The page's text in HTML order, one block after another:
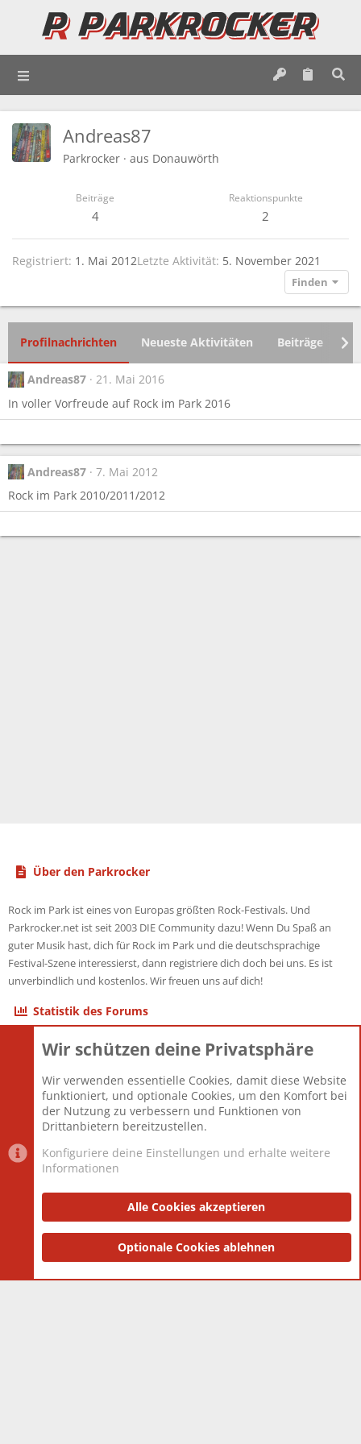
Andreas87
Parkrocker · aus Donauwörth
Beiträge
4
Reaktionspunkte
2
Registriert 1. Mai 2012Letzte Aktivität 5. November 2021
Finden
Profilnachrichten Neueste Aktivitäten Beiträge
Andreas87
21. Mai 2016
In voller Vorfreude auf Rock im Park 2016
Andreas87
7. Mai 2012
Rock im Park 2010/2011/2012
Über den Parkrocker
Rock im Park ist eines von Europas größten Rock-Festivals. Und
Parkrocker.net ist seit 2003 DIE Community dazu! Wenn Du Spaß an
guter Musik hast, dich für Rock im Park und die deutschsprachige
Festival-Szene interessierst, dann registriere dich doch bei uns. Es ist
unverbindlich und kostenlos. Wir freuen uns auf dich!
Statistik des Forums
Themen
Mitglieder
12.427
Neuestes Mitglied
Berlin
Datenschutzerklärung Impressum
Community platform by XenForo® © 2010-2025 XenForo Ltd.
and add-ons by ThemeHouse
Wir schützen deine Privatsphäre
Wir verwenden essentielle Cookies, damit diese Website
funktioniert, und optionale Cookies, um den Komfort bei
der Nutzung zu verbessern und Funktionen von
Drittanbietern bereitzustellen.
Konfiguriere deine Einstellungen und erhalte weitere
Informationen
Alle Cookies akzeptieren
Optionale Cookies ablehnen